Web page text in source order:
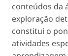
conteúdos da
exploração
constitui o
atividades